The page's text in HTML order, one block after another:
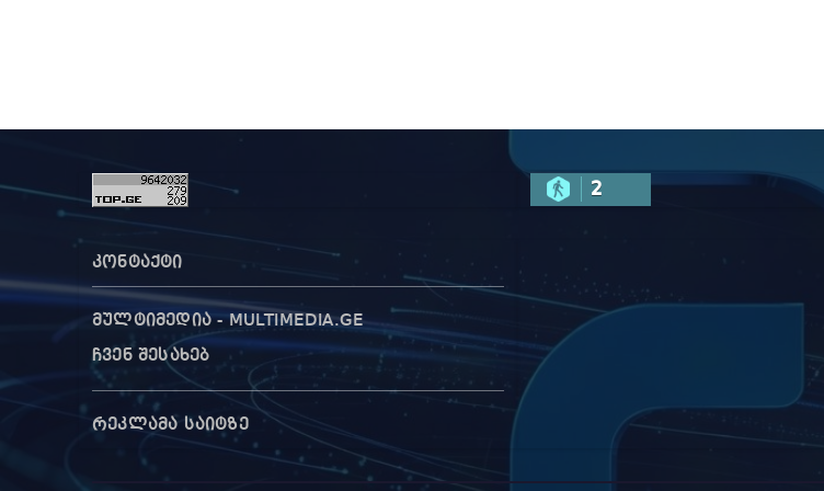
2
კონტაქტი
მულტიმედია - MULTIMEDIA.GE
ჩვენ შესახებ
რეკლამა საიტზე